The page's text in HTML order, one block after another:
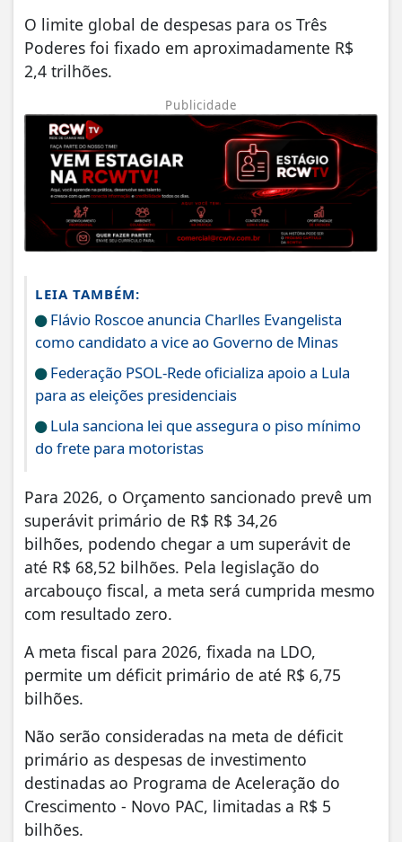
O limite global de despesas para os Três
Poderes foi fixado em aproximadamente R$
2,4 trilhões.
Publicidade
LEIA TAMBÉM:
Flávio Roscoe anuncia Charlles Evangelista
como candidato a vice ao Governo de Minas
Federação PSOL-Rede oficializa apoio a Lula
para as eleições presidenciais
Lula sanciona lei que assegura o piso mínimo
do frete para motoristas
Para 2026, o Orçamento sancionado prevê um
superávit primário de R$ R$ 34,26
bilhões, podendo chegar a um superávit de
até R$ 68,52 bilhões. Pela legislação do
arcabouço fiscal, a meta será cumprida mesmo
com resultado zero.
A meta fiscal para 2026, fixada na LDO,
permite um déficit primário de até R$ 6,75
bilhões.
Não serão consideradas na meta de déficit
primário as despesas de investimento
destinadas ao Programa de Aceleração do
Crescimento - Novo PAC, limitadas a R$ 5
bilhões.